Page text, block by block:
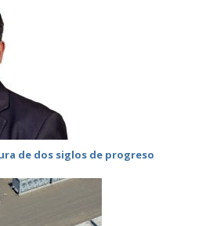
de dos siglos de progreso